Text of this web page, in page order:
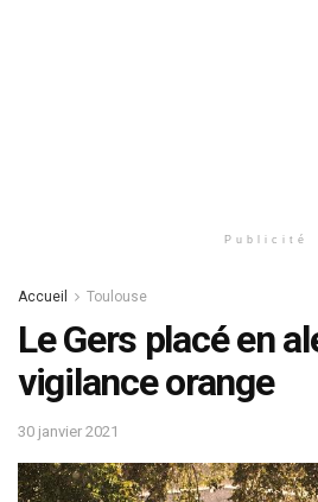
Publicité
Accueil Toulouse
Le Gers placé en
vigilance orange
30 janvier 2021